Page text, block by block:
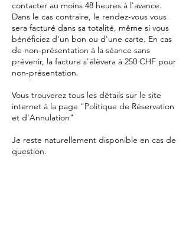
contacter au moins 48 heures à l'avance.
Dans le cas contraire, le rendez-vous vous
sera facturé dans sa totalité, même si vous
bénéficiez d'un bon ou d'une carte. En cas
de non-présentation à la séance sans
prévenir, la facture s'élèvera à 250 CHF pour
non-présentation.
Vous trouverez tous les détails sur le site
internet à la page "Politique de Réservation
et d'Annulation"
Je reste naturellement disponible en cas de
question.